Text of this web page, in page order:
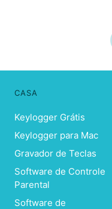
CASA
Keylogger Grátis
Keylogger para Mac
Gravador de Teclas
Software de Controle
Parental
Software de